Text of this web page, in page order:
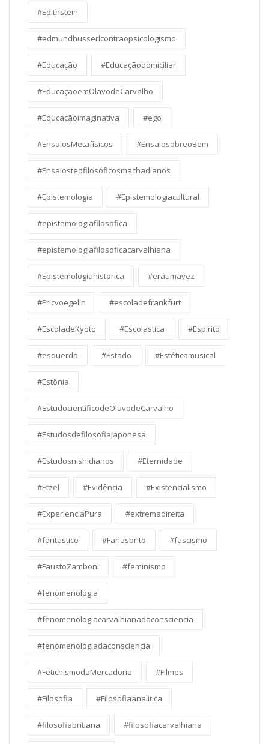
#Edithstein
#edmundhusserlcontraopsicologismo
#Educação #Educaçãodomiciliar
#EducaçãoemOlavodeCarvalho
#Educaçãoimaginativa #ego
#EnsaiosMetafísicos #EnsaiosobreoBem
#Ensaiosteofilosóficosmachadianos
#Epistemologia #Epistemologiacultural
#epistemologiafilosofica
#epistemologiafilosoficacarvalhiana
#Epistemologiahistorica #eraumavez
#Ericvoegelin #escoladefrankfurt
#EscoladeKyoto #Escolastica #Espírito
#esquerda #Estado #Estéticamusical
#Estônia
#EstudocientíficodeOlavodeCarvalho
#Estudosdefilosofiajaponesa
#Estudosnishidianos #Eternidade
#Etzel #Evidência #Existencialismo
#ExperienciaPura #extremadireita
#fantastico #Fariasbrito #fascismo
#FaustoZamboni #feminismo
#fenomenologia
#fenomenologiacarvalhianadaconsciencia
#fenomenologiadaconsciencia
#FetichismodaMercadoria #Filmes
#Filosofia #Filosofiaanalitica
#filosofiabritiana #filosofiacarvalhiana